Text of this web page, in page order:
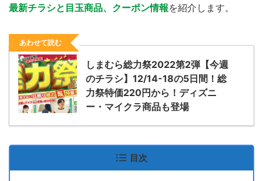
最新チラシと目玉商品、クーポン情報を紹介します。
あわせて読む
しまむら総力祭2022第2弾【今週
のチラシ】12/14-18の5日間！総
力祭特価220円から！ディズニ
ー・マイクラ商品も登場
目次